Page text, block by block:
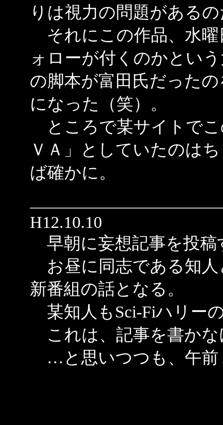
りは視力の問題がある
それにこの作品、水曜
ォローが付くのかとい
の脚本が富田氏だった
になった（笑）。
ところで某サイトでこ
ＶＡ」としていたのは
ば確かに。
H12.10.10
早朝に妄想記事を投稿
お昼に同志である知人
新番組の話となる。
某知人もSci-Fiハリー
これは、記事を書かな
…と思いつつも、午前